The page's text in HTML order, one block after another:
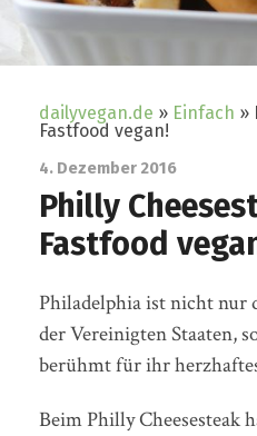
dailyvegan.de » Einfach »
Fastfood vegan!
4. Dezember 2016
Philly
Fastfood
Philadelphia ist nicht nur
der Vereinigten Staaten,
berühmt für ihr
Beim Philly Cheesesteak